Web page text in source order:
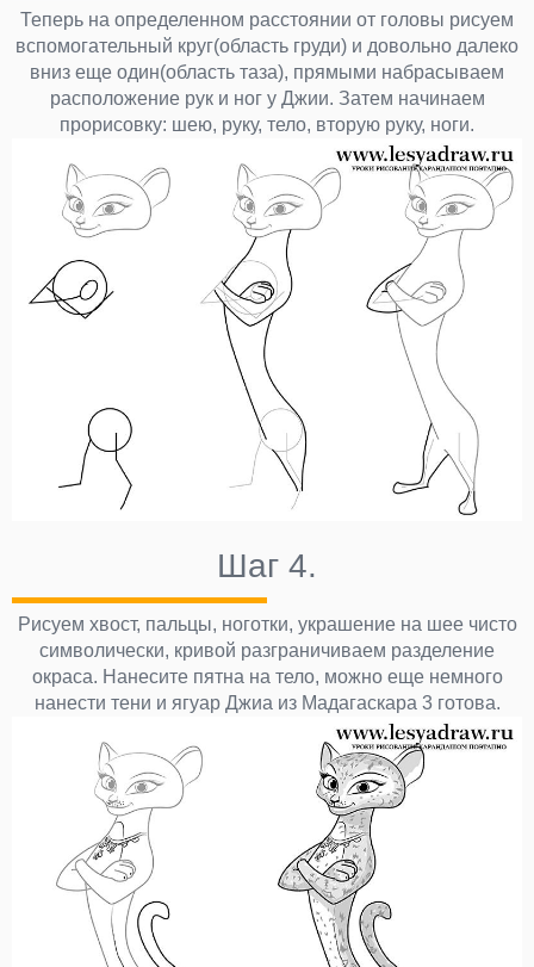
Теперь на определенном расстоянии от головы рисуем
вспомогательный круг(область груди) и довольно далеко
вниз еще один(область таза), прямыми набрасываем
расположение рук и ног у Джии. Затем начинаем
прорисовку: шею, руку, тело, вторую руку, ноги.
Шаг 4.
Рисуем хвост, пальцы, ноготки, украшение на шее чисто
символически, кривой разграничиваем разделение
окраса. Нанесите пятна на тело, можно еще немного
нанести тени и ягуар Джиа из Мадагаскара 3 готова.